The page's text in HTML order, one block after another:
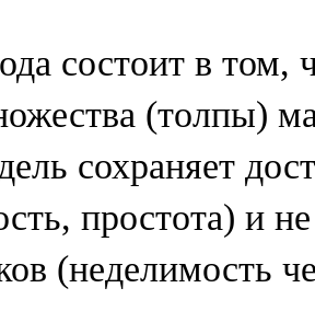
состоит в том,
(толпы)
сохраняет
простота) и
(неделимость